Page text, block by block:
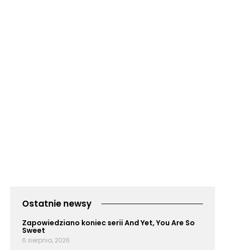
Ostatnie newsy
Zapowiedziano koniec serii And Yet, You Are So
Sweet
6 sierpnia, 2026